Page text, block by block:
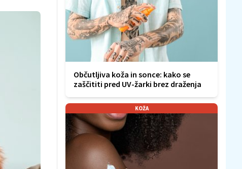
Občutljiva koža in sonce: kako se
zaščititi pred UV-žarki brez draženja
KOŽA